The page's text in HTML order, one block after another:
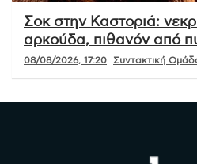
Σοκ στην Καστοριά:
αρκούδα, πιθανόν από
08/08/2026, 17:20 Συντακτική